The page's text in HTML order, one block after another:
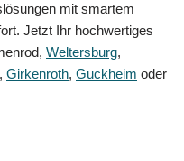
mit smartem
Jetzt Ihr hochwertiges
Weltersburg,
, Girkenroth, Guckheim oder